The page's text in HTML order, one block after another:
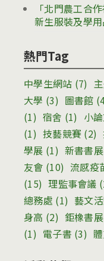
「北門農工合
新生服裝及學
熱門Tag
中學生網站 (7)
大學 (3) 圖書館
(1) 宿舍 (1) 小
(1) 技藝競賽 (2)
學展 (1) 新書書展
友會 (10) 流感疫
(15) 理監事會議
總務處 (1) 藝文
身高 (2) 鉅橡書展
(1) 電子書 (3)